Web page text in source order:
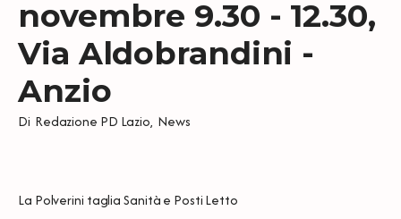
novembre 9.30 - 12.30,
Via Aldobrandini -
Anzio
Di Redazione PD Lazio, News
La Polverini taglia Sanità e Posti Letto